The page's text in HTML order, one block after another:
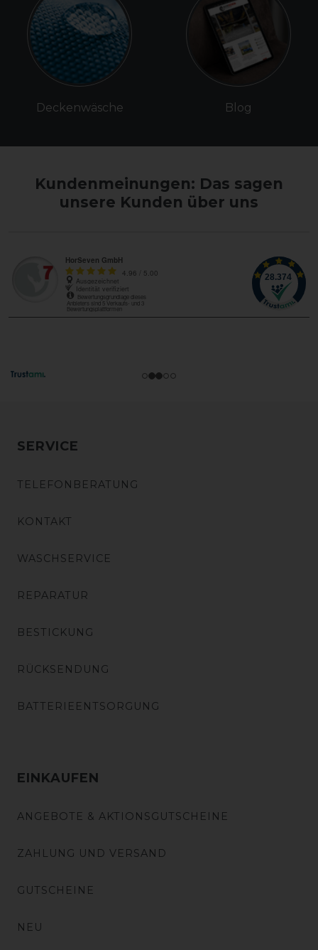
Deckenwäsche Blog
Kundenmeinungen: Das sagen
unsere Kunden über uns
SERVICE
TELEFONBERATUNG
KONTAKT
WASCHSERVICE
REPARATUR
BESTICKUNG
RÜCKSENDUNG
BATTERIEENTSORGUNG
EINKAUFEN
ANGEBOTE & AKTIONSGUTSCHEINE
ZAHLUNG UND VERSAND
GUTSCHEINE
NEU